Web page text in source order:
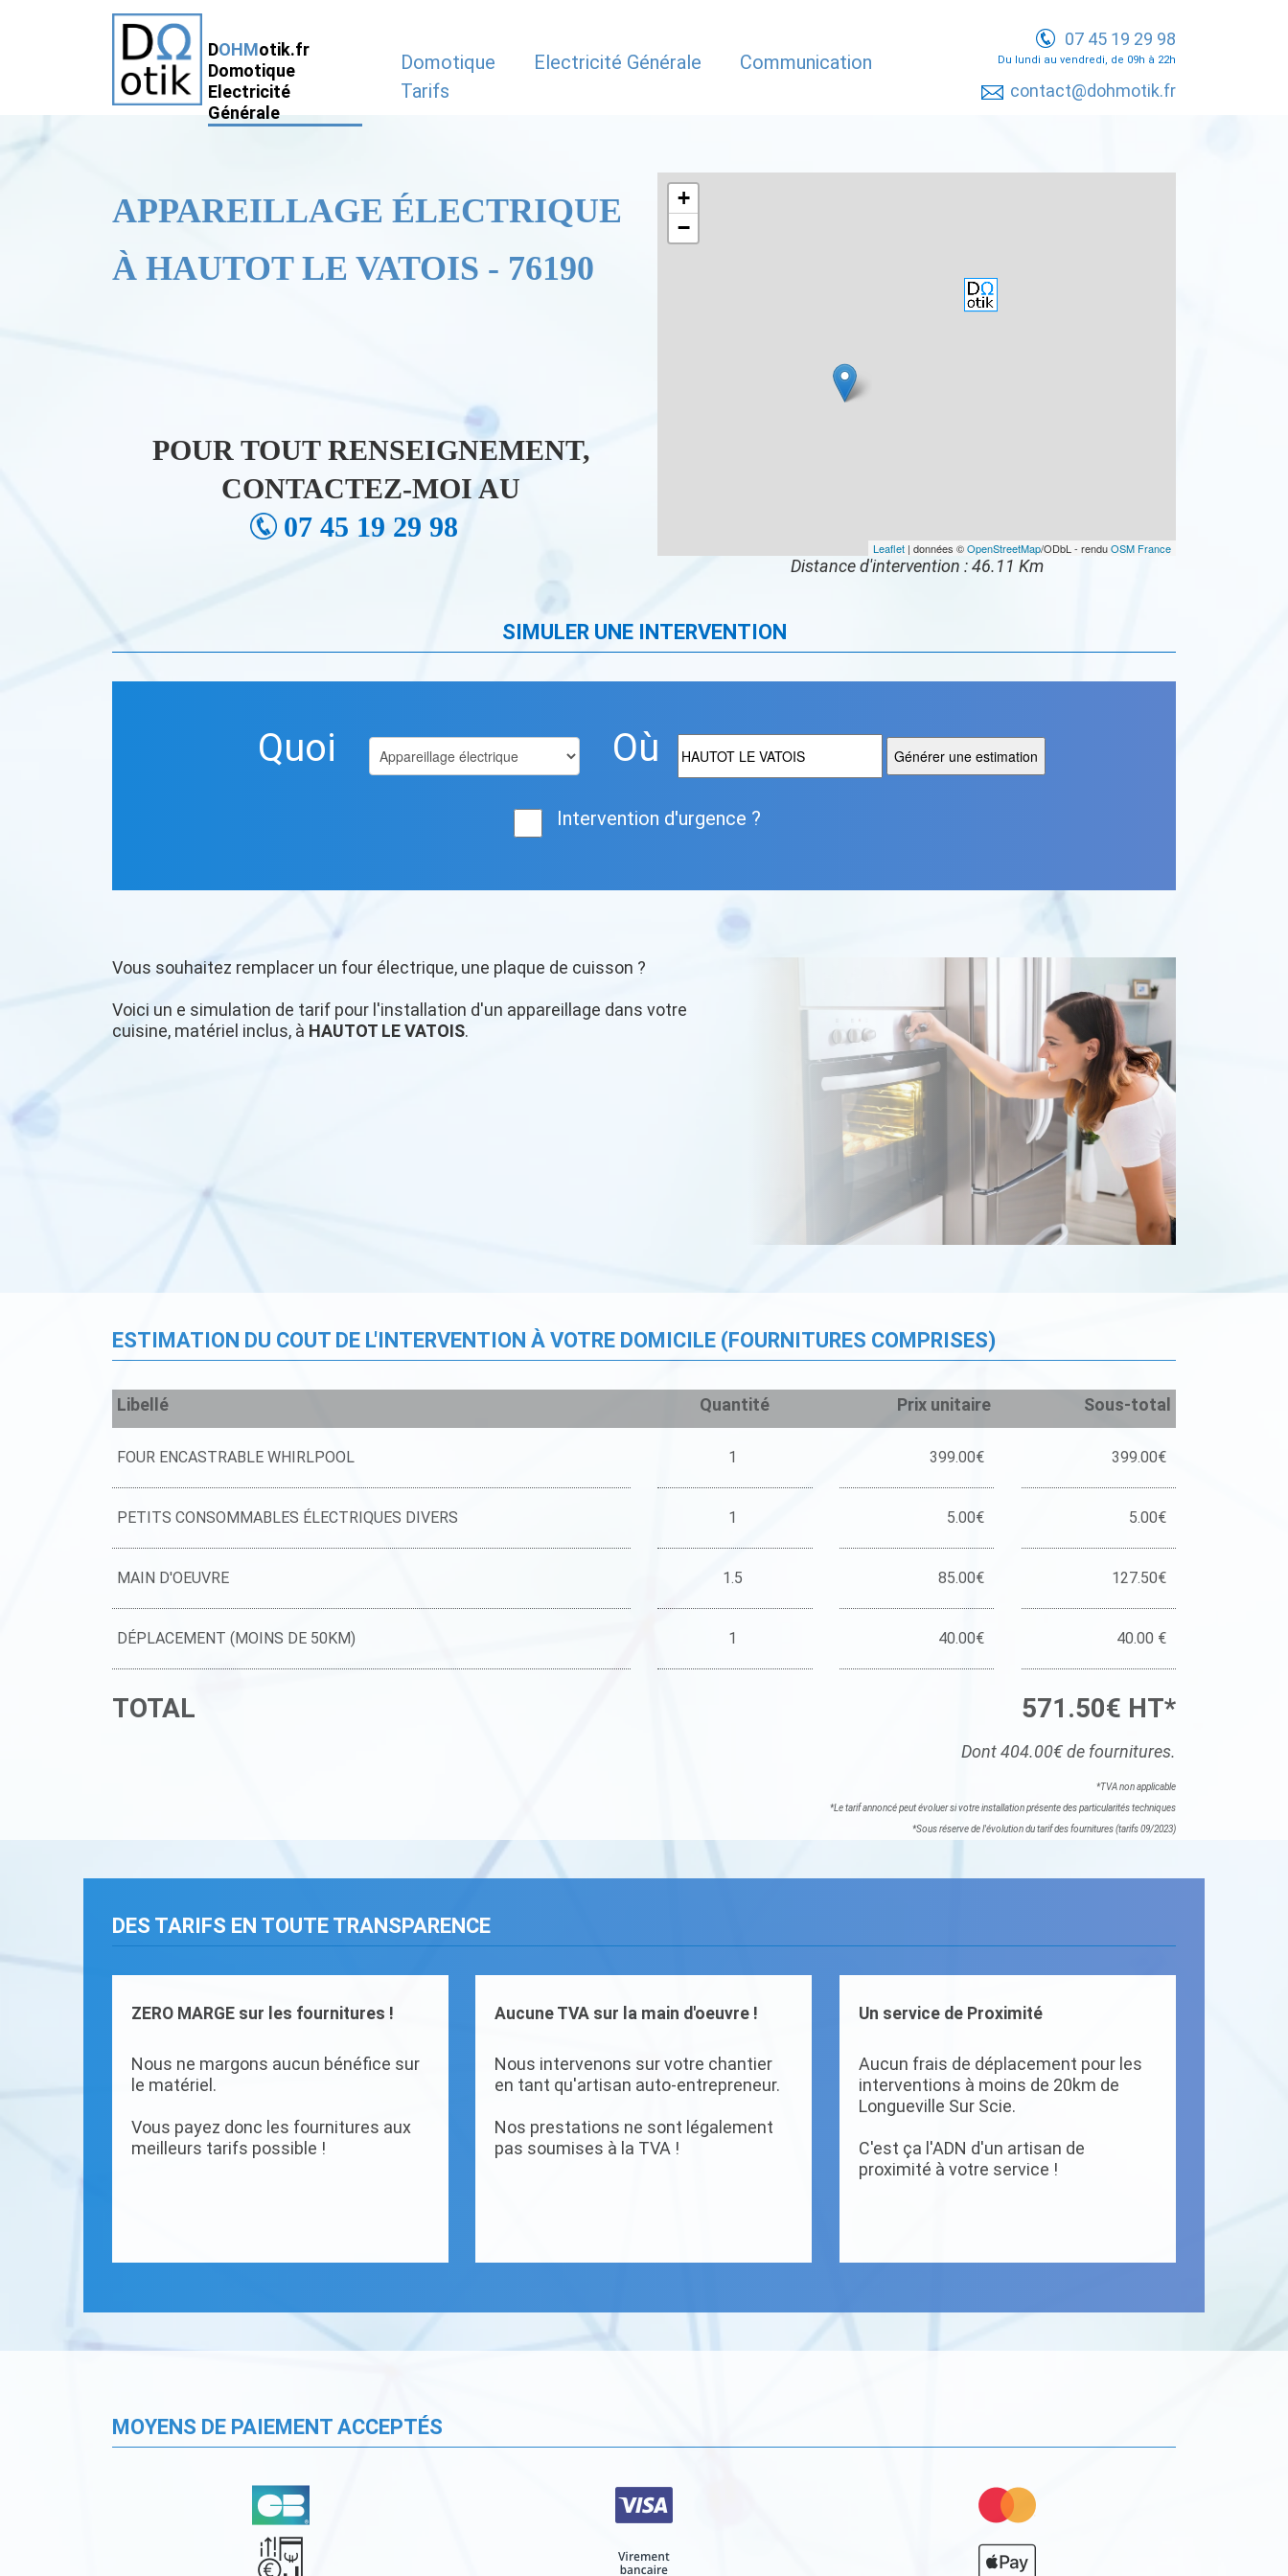
DOHMotik.fr
Domotique
Electricité
Générale
Domotique Electricité Générale
Communication
Tarifs
07 45 19 29 98
Du lundi au vendredi, de 09h à 22h
contact@dohmotik.fr
APPAREILLAGE ÉLECTRIQUE
À HAUTOT LE VATOIS - 76190
POUR TOUT RENSEIGNEMENT,
CONTACTEZ-MOI AU
07 45 19 29 98
+
−
Leaflet| données ©OpenStreetMap/ODbL - renduOSM France
Distance d'intervention : 46.11 Km
SIMULER UNE INTERVENTION
Quoi Où
Intervention d'urgence ?
Vous souhaitez remplacer un four électrique, une plaque de cuisson ?
Voici un e simulation de tarif pour l'installation d'un appareillage dans votre
cuisine, matériel inclus, à HAUTOT LE VATOIS.
ESTIMATION DU COUT DE L'INTERVENTION À VOTRE DOMICILE (FOURNITURES COMPRISES)
Libellé Quantité Prix unitaire Sous-total
FOUR ENCASTRABLE WHIRLPOOL 1 399.00€ 399.00€
PETITS CONSOMMABLES ÉLECTRIQUES DIVERS 1 5.00€ 5.00€
MAIN D'OEUVRE 1.5 85.00€ 127.50€
DÉPLACEMENT (MOINS DE 50KM) 1 40.00€ 40.00 €
TOTAL 571.50€ HT*
Dont 404.00€ de fournitures.
*TVA non applicable
*Le tarif annoncé peut évoluer si votre installation présente des particularités techniques
*Sous réserve de l'évolution du tarif des fournitures (tarifs 09/2023)
DES TARIFS EN TOUTE TRANSPARENCE
ZERO MARGE sur les fournitures !
Nous ne margons aucun bénéfice sur
le matériel.
Vous payez donc les fournitures aux
meilleurs tarifs possible !
Aucune TVA sur la main d'oeuvre !
Nous intervenons sur votre chantier
en tant qu'artisan auto-entrepreneur.
Nos prestations ne sont légalement
pas soumises à la TVA !
Un service de Proximité
Aucun frais de déplacement pour les
interventions à moins de 20km de
Longueville Sur Scie.
C'est ça l'ADN d'un artisan de
proximité à votre service !
MOYENS DE PAIEMENT ACCEPTÉS